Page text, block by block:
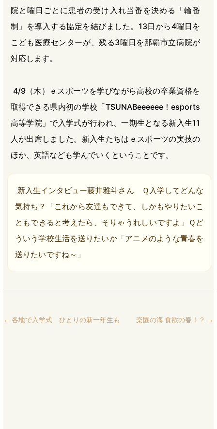
院と曜日ごとに患者の受け入れ当番を決める「輪番
制」を導入する協定を結びました。13日から4曜日を
こども医療センターが、残る3曜日を那覇市立病院が
対応します。
4/9（木）ｅスポーツを学びながら高校の卒業資格を
取得できる県内初の学校「TSUNABeeeeee！esports
高等学院」で入学式が行われ、一期生となる新入生11
人が出席しました。新入生たちはｅスポーツの実技の
ほか、英語なども学んでいくということです。
新入生インタビュー藤井雅斗さん Ｑ入学してどんな
気持ち？「これから友達もできて、しかもやりたいこ
ともできると考えたら、そりゃうれしいですよ」Ｑど
ういう学校生活を送りたいか「アニメのような青春を
送りたいですね～」
← 各地で入学式 ひとりの新一年生も 楽園の海 食欲の春！？ →